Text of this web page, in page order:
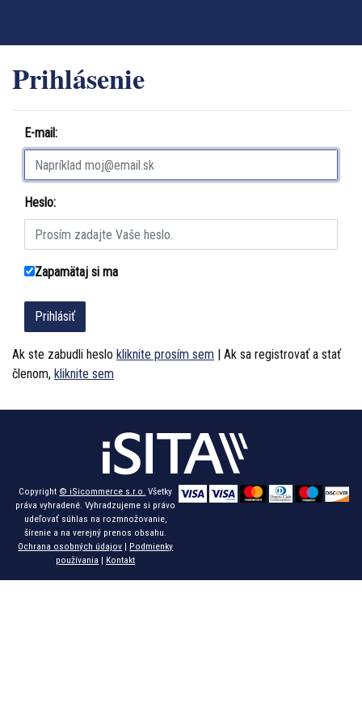
Prihlásenie
E-mail:
Heslo:
Zapamätaj si ma
Ak ste zabudli heslo kliknite prosím sem | Ak sa registrovať a stať
členom, kliknite sem
Copyright © iSicommerce s.r.o. Všetky
práva vyhradené. Vyhradzujeme si právo
udeľovať súhlas na rozmnožovanie,
šírenie a na verejný prenos obsahu.
Ochrana osobných údajov | Podmienky
používania | Kontakt